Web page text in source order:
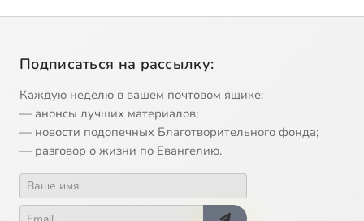
Подписаться на рассылку:
Каждую неделю в вашем почтовом ящике:
— анонсы лучших материалов;
— новости подопечных Благотворительного фонда;
— разговор о жизни по Евангелию.